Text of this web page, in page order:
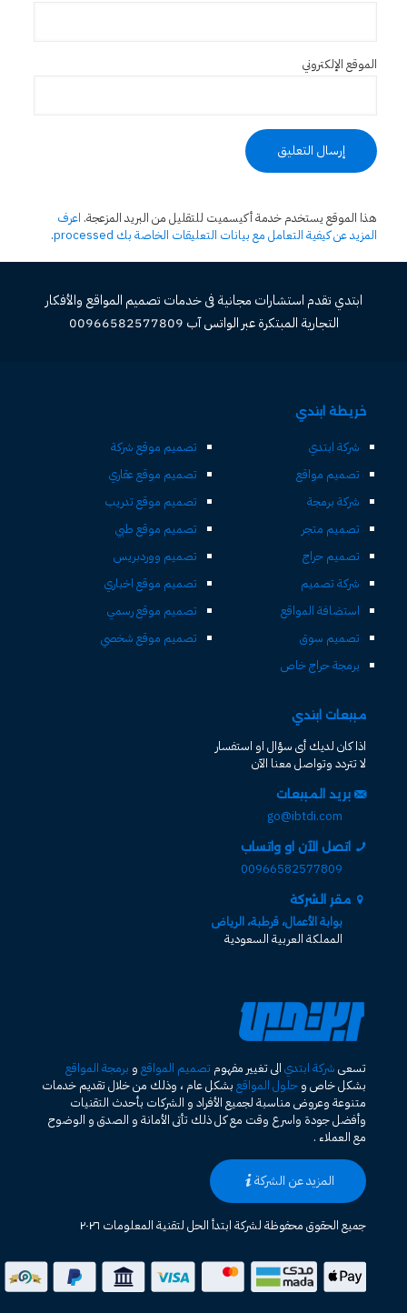
الموقع الإلكتروني
هذا الموقع يستخدم خدمة أكيسميت للتقليل من البريد المزعجة. اعرف
المزيد عن كيفية التعامل مع بيانات التعليقات الخاصة بك processed
.
ابتدي تقدم استشارات مجانية فى خدمات تصميم المواقع والأفكار
التجارية المبتكرة عبر الواتس آب 00966582577809
خريطة ابتدي
شركة ابتدي
تصميم مواقع
شركة برمجة
تصميم متجر
تصميم حراج
شركة تصميم
استضافة المواقع
تصميم سوق
برمجة حراج خاص
تصميم موقع شركة
تصميم موقع عقاري
تصميم موقع تدريب
تصميم موقع طبي
تصميم ووردبريس
تصميم موقع اخباري
تصميم موقع رسمي
تصميم موقع شخصي
مبيعات ابتدي
اذا كان لديك أى سؤال او استفسار
لا تتردد وتواصل معنا الآن
بريد المبيعات
go@ibtdi.com
اتصل الآن او واتساب
00966582577809
مقر الشركة
بوابة الأعمال، قرطبة، الرياض
المملكة العربية السعودية
تسعى شركة ابتدي الى تغيير مفهوم تصميم المواقع و برمجة المواقع
بشكل خاص و حلول المواقع بشكل عام ، وذلك من خلال تقديم خدمات
متنوعة وعروض مناسبة لجميع الأفراد و الشركات بأحدث التقنيات
وأفضل جودة واسرع وقت مع كل ذلك تأتى الأمانة و الصدق و الوضوح
مع العملاء .
المزيد عن الشركة
جميع الحقوق محفوظة لشركة ابتدأ الحل لتقنية المعلومات ٢٠٢٦